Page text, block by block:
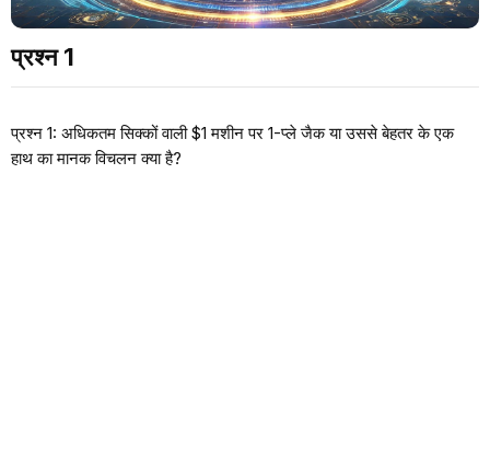
प्रश्न 1
प्रश्न 1: अधिकतम सिक्कों वाली $1 मशीन पर 1-प्ले जैक या उससे बेहतर के एक
हाथ का मानक विचलन क्या है?